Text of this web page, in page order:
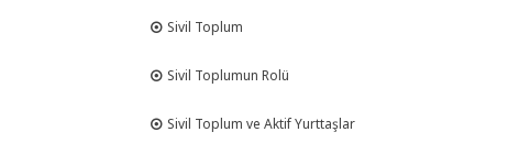
Sivil Toplum
Sivil Toplumun Rolü
Sivil Toplum ve Aktif Yurttaşlar